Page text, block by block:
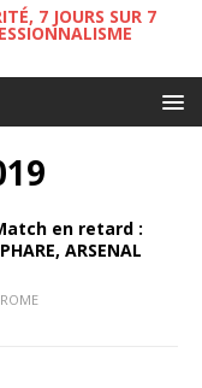
7 JOURS SUR 7
en retard :
ARSENAL